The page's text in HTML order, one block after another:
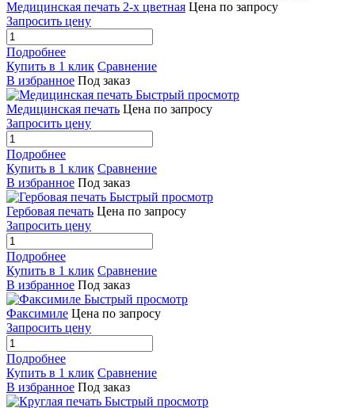
Медицинская печать 2-х цветная Цена по запросу
Запросить цену
Подробнее
Купить в 1 клик Сравнение
В избранное Под заказ
Быстрый просмотр
Медицинская печать Цена по запросу
Запросить цену
Подробнее
Купить в 1 клик Сравнение
В избранное Под заказ
Быстрый просмотр
Гербовая печать Цена по запросу
Запросить цену
Подробнее
Купить в 1 клик Сравнение
В избранное Под заказ
Быстрый просмотр
Факсимиле Цена по запросу
Запросить цену
Подробнее
Купить в 1 клик Сравнение
В избранное Под заказ
Быстрый просмотр